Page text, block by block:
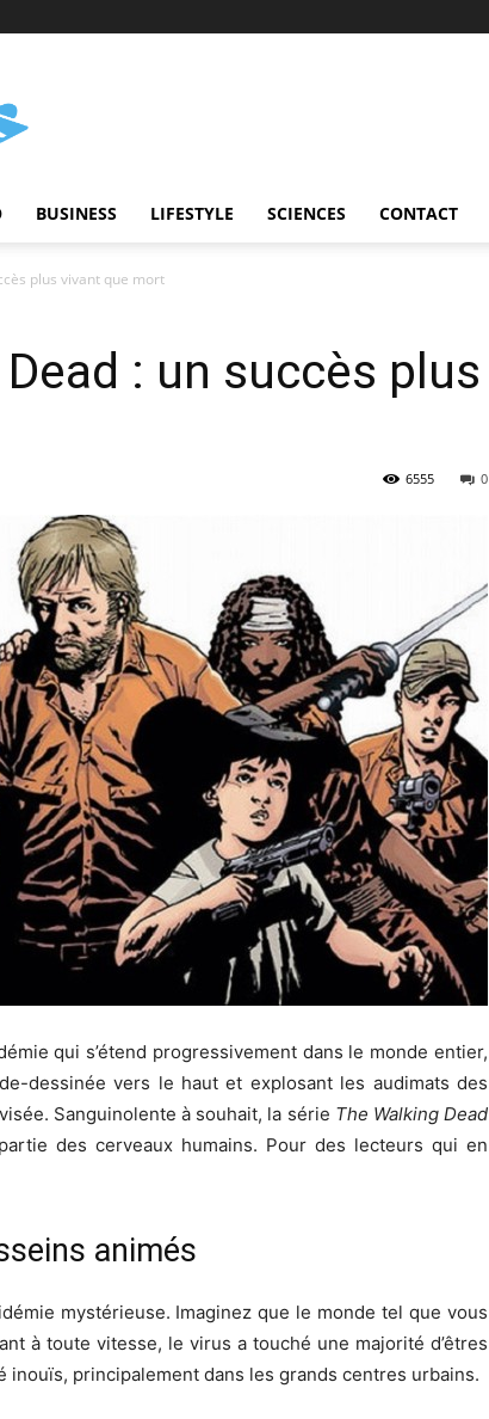
BUSINESS LIFESTYLE SCIENCES CONTACT
plus vivant que mort
: un succès plus
0
6555
qui s’étend progressivement dans le monde entier,
dessinée vers le haut et explosant les audimats des
Sanguinolente à souhait, la série The Walking Dead
des cerveaux humains. Pour des lecteurs qui en
animés
mystérieuse. Imaginez que le monde tel que vous
à toute vitesse, le virus a touché une majorité d’êtres
inouïs, principalement dans les grands centres urbains.